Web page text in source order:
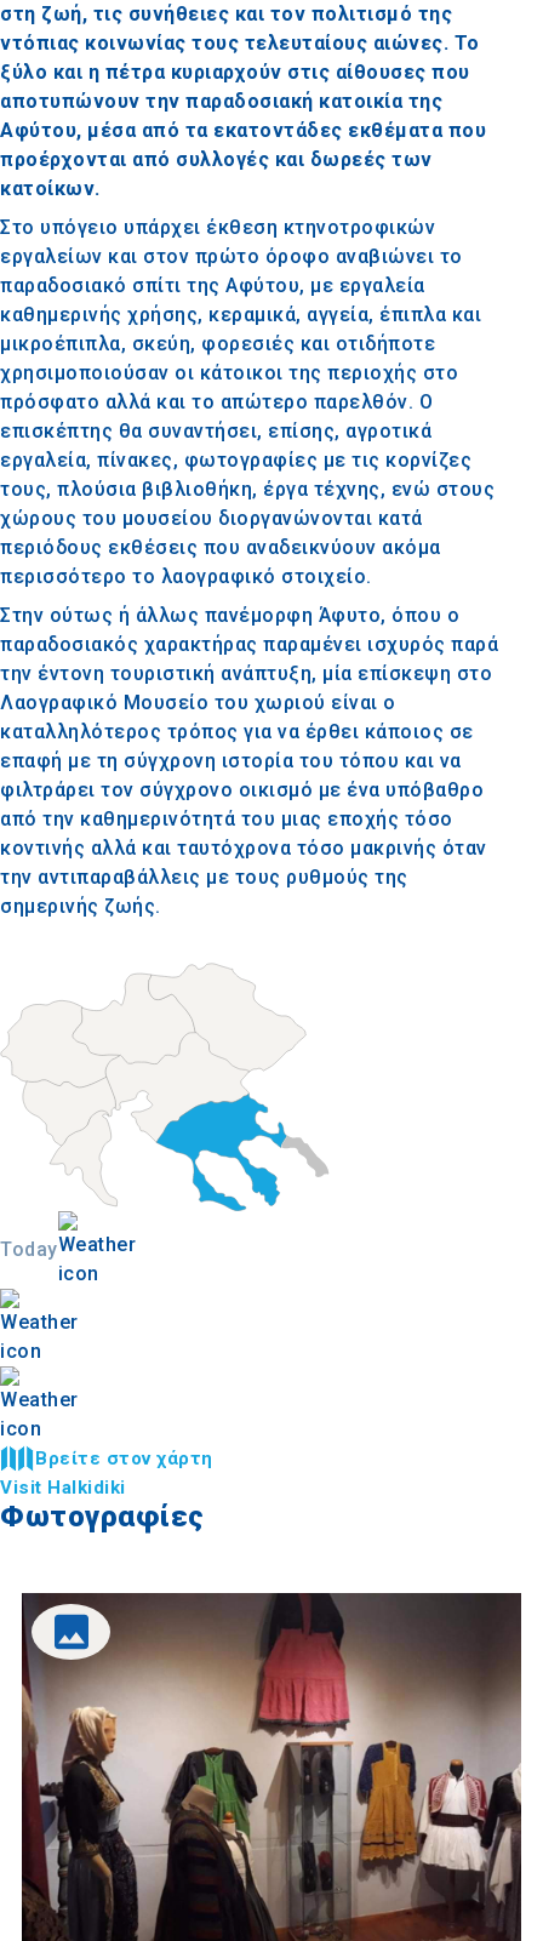
στη ζωή, τις συνήθειες και τον πολιτισμό της
ντόπιας κοινωνίας τους τελευταίους αιώνες. Το
ξύλο και η πέτρα κυριαρχούν στις αίθουσες που
αποτυπώνουν την παραδοσιακή κατοικία της
Αφύτου, μέσα από τα εκατοντάδες εκθέματα που
προέρχονται από συλλογές και δωρεές των
κατοίκων.
Στο υπόγειο υπάρχει έκθεση κτηνοτροφικών
εργαλείων και στον πρώτο όροφο αναβιώνει το
παραδοσιακό σπίτι της Αφύτου, με εργαλεία
καθημερινής χρήσης, κεραμικά, αγγεία, έπιπλα και
μικροέπιπλα, σκεύη, φορεσιές και οτιδήποτε
χρησιμοποιούσαν οι κάτοικοι της περιοχής στο
πρόσφατο αλλά και το απώτερο παρελθόν. Ο
επισκέπτης θα συναντήσει, επίσης, αγροτικά
εργαλεία, πίνακες, φωτογραφίες με τις κορνίζες
τους, πλούσια βιβλιοθήκη, έργα τέχνης, ενώ στους
χώρους του μουσείου διοργανώνονται κατά
περιόδους εκθέσεις που αναδεικνύουν ακόμα
περισσότερο το λαογραφικό στοιχείο.
Στην ούτως ή άλλως πανέμορφη Άφυτο, όπου ο
παραδοσιακός χαρακτήρας παραμένει ισχυρός παρά
την έντονη τουριστική ανάπτυξη, μία επίσκεψη στο
Λαογραφικό Μουσείο του χωριού είναι ο
καταλληλότερος τρόπος για να έρθει κάποιος σε
επαφή με τη σύγχρονη ιστορία του τόπου και να
φιλτράρει τον σύγχρονο οικισμό με ένα υπόβαθρο
από την καθημερινότητά του μιας εποχής τόσο
κοντινής αλλά και ταυτόχρονα τόσο μακρινής όταν
την αντιπαραβάλλεις με τους ρυθμούς της
σημερινής ζωής.
Today
Βρείτε στον χάρτη
Visit Halkidiki
Φωτογραφίες